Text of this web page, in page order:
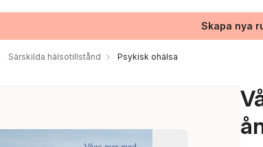
Skapa nya
Särskilda hälsotillstånd Psykisk ohälsa